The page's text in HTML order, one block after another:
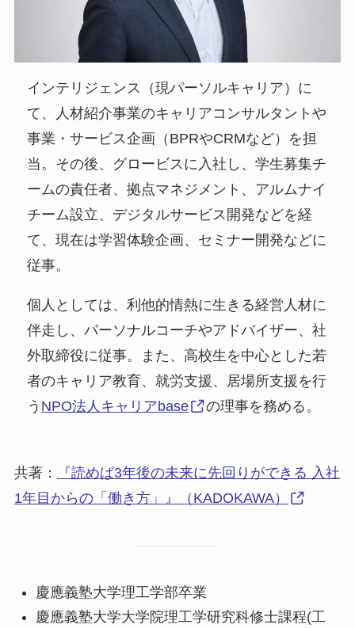
インテリジェンス（現パーソルキャリア）に
て、人材紹介事業のキャリアコンサルタントや
事業・サービス企画（BPRやCRMなど）を担
当。その後、グロービスに入社し、学生募集チ
ームの責任者、拠点マネジメント、アルムナイ
チーム設立、デジタルサービス開発などを経
て、現在は学習体験企画、セミナー開発などに
従事。
個人としては、利他的情熱に生きる経営人材に
伴走し、パーソナルコーチやアドバイザー、社
外取締役に従事。また、高校生を中心とした若
者のキャリア教育、就労支援、居場所支援を行
う NPO法人キャリアbase の理事を務める。
共著：
『読めば3年後の未来に先回りができる 入社
1年目からの「働き方」』（KADOKAWA）
慶應義塾大学理工学部卒業
慶應義塾大学大学院理工学研究科修士課程(工